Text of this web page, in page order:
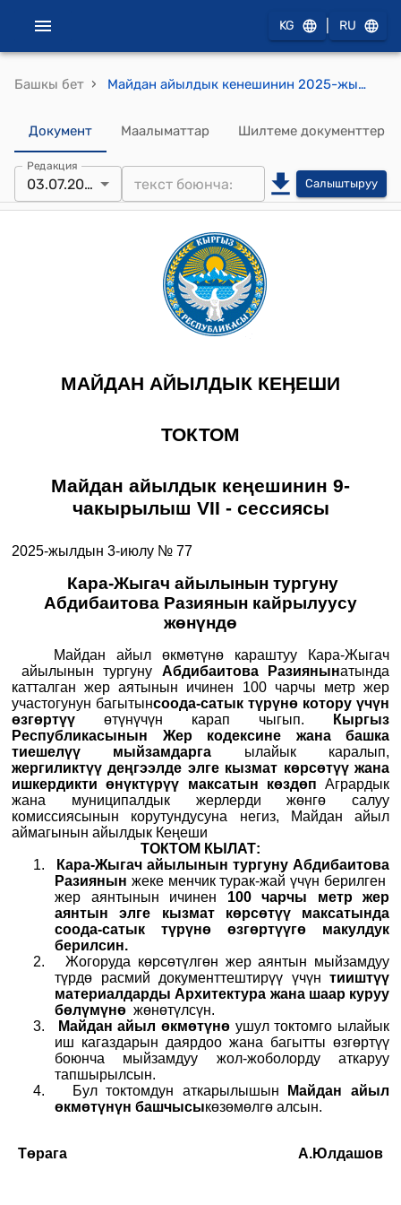
KG RU
Башкы бет › Майдан айылдык кенешинин 2025-жылдын 3-июлундагы №77 "Кара-Жыгач айылынын тургуну Абдибаитова Разиянын кайрылуусу жөнүндө" токтому
Документ Маалыматтар Шилтеме документтер
Редакция
03.07.2025 Салыштыруу